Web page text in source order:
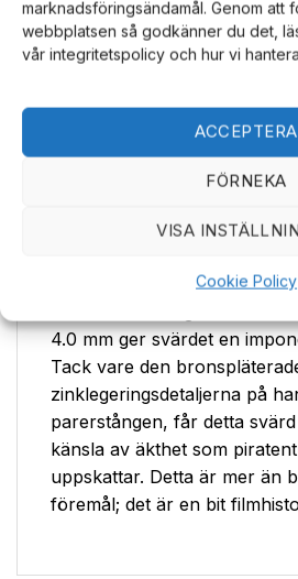
marknadsföringsändamål. Genom att
webbplatsen så godkänner du det,
vår integritetspolicy och hur vi
ACCEPTERA
FÖRNEKA
VISA
Cookie Policy
Bladmaterial:
Stål
autentisk känsla
Handtag och Parerstång:
zinklegering med
Levereras med ett
4.0 mm ger svärdet en
Tack vare den
zinklegeringsdetaljerna på
parerstången, får detta
känsla av äkthet som
uppskattar. Detta är mer än
föremål; det är en bit